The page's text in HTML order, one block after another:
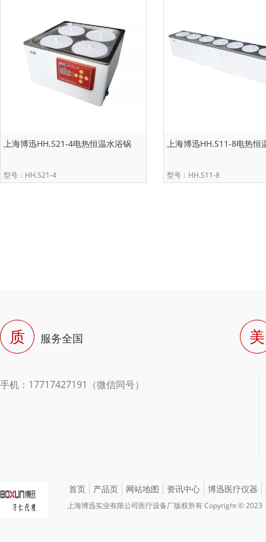
上海博迅HH.S21-4电热恒温水浴锅
型号：HH.S21-4
上海博迅HH.S11-8电热恒
型号：HH.S11-8
质 服务全国 美
手机：17717427191（微信同号）
首页 产品页 网站地图 资讯中心 博迅医疗仪器
上海博迅实业有限公司医疗设备厂版权所有 Copyright © 2023